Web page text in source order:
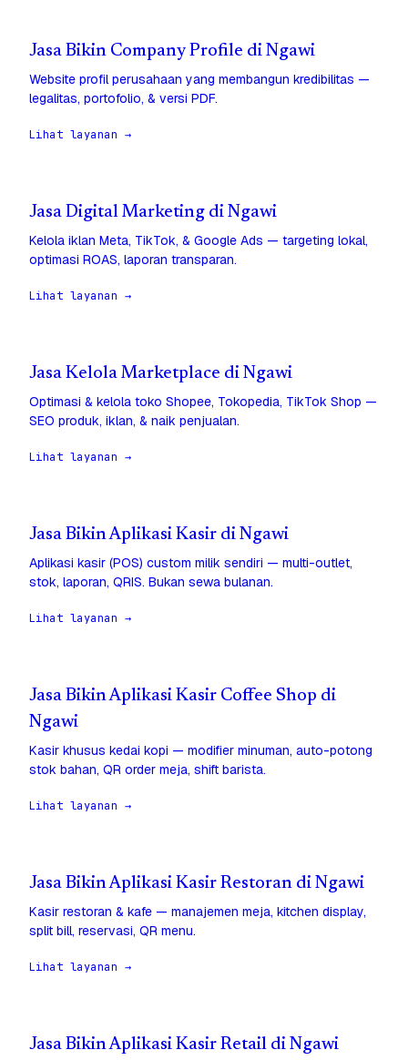
Jasa Bikin Company Profile di Ngawi
Website profil perusahaan yang membangun kredibilitas —
legalitas, portofolio, & versi PDF.
Lihat layanan →
Jasa Digital Marketing di Ngawi
Kelola iklan Meta, TikTok, & Google Ads — targeting lokal,
optimasi ROAS, laporan transparan.
Lihat layanan →
Jasa Kelola Marketplace di Ngawi
Optimasi & kelola toko Shopee, Tokopedia, TikTok Shop —
SEO produk, iklan, & naik penjualan.
Lihat layanan →
Jasa Bikin Aplikasi Kasir di Ngawi
Aplikasi kasir (POS) custom milik sendiri — multi-outlet,
stok, laporan, QRIS. Bukan sewa bulanan.
Lihat layanan →
Jasa Bikin Aplikasi Kasir Coffee Shop di
Ngawi
Kasir khusus kedai kopi — modifier minuman, auto-potong
stok bahan, QR order meja, shift barista.
Lihat layanan →
Jasa Bikin Aplikasi Kasir Restoran di Ngawi
Kasir restoran & kafe — manajemen meja, kitchen display,
split bill, reservasi, QR menu.
Lihat layanan →
Jasa Bikin Aplikasi Kasir Retail di Ngawi